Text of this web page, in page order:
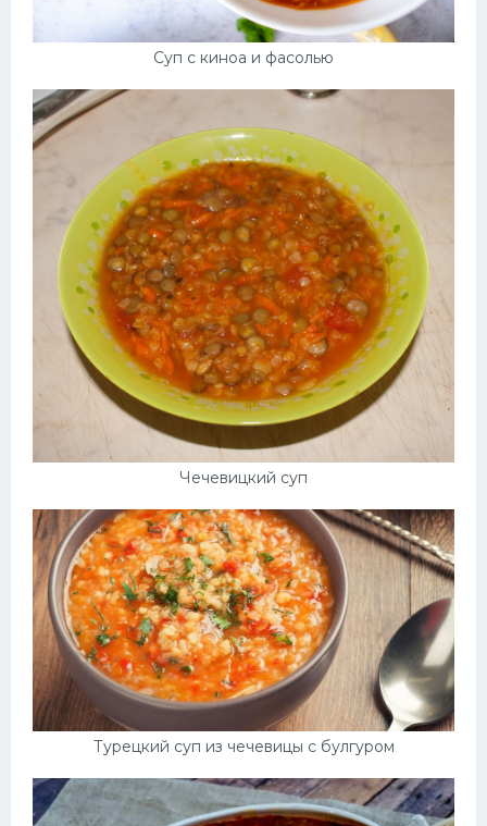
Суп с киноа и фасолью
Чечевицкий суп
Турецкий суп из чечевицы с булгуром